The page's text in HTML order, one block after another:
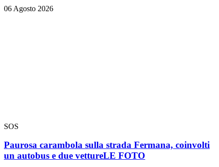
06 Agosto 2026
SOS
Paurosa carambola sulla strada Fermana, coinvolti
un autobus e due vettureLE FOTO